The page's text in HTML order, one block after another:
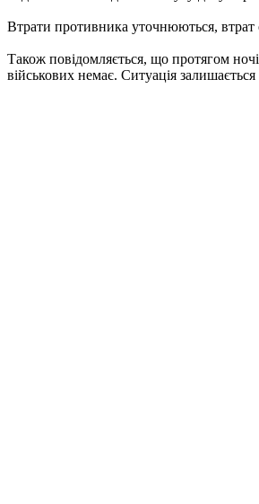
Втрати противника уточнюються, втрат
Також повідомляється, що протягом ночі
військових немає. Ситуація